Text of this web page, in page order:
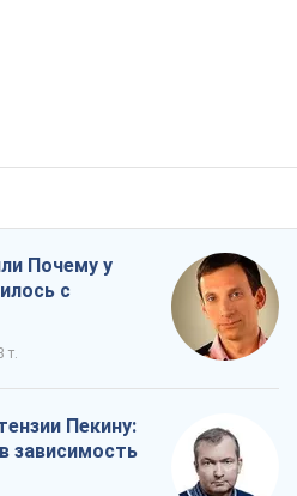
Почему у
с
т.
Пекину:
зависимость